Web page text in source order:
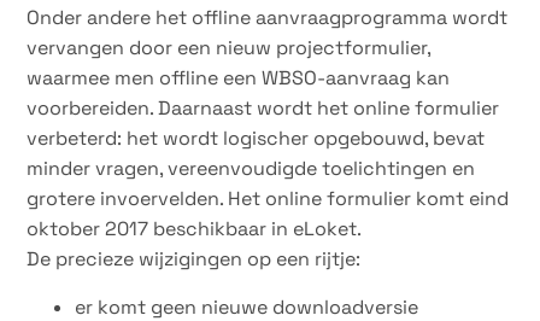
Onder andere het offline aanvraagprogramma wordt
vervangen door een nieuw projectformulier,
waarmee men offline een WBSO-aanvraag kan
voorbereiden. Daarnaast wordt het online formulier
verbeterd: het wordt logischer opgebouwd, bevat
minder vragen, vereenvoudigde toelichtingen en
grotere invoervelden. Het online formulier komt eind
oktober 2017 beschikbaar in eLoket.
De precieze wijzigingen op een rijtje:
er komt geen nieuwe downloadversie